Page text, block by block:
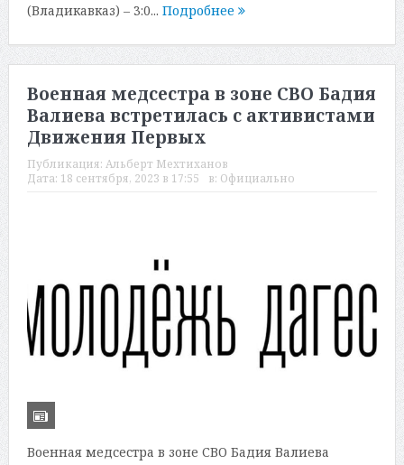
(Владикавказ) – 3:0... Подробнее
Военная медсестра в зоне СВО Бадия
Валиева встретилась с активистами
Движения Первых
Публикация: Альберт Мехтиханов
Дата: 18 сентября, 2023 в 17:55 в: Официально
Военная медсестра в зоне СВО Бадия Валиева